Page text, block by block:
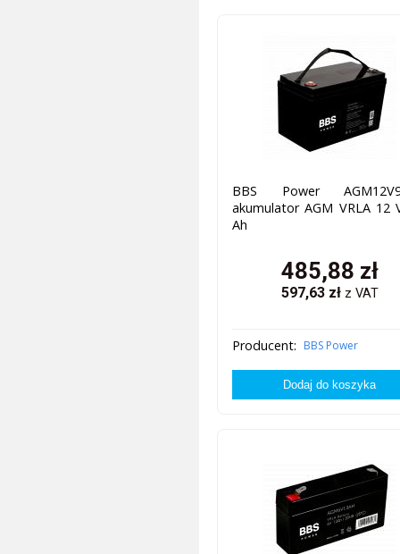
BBS Power
akumulator AGM VRLA 12
Ah
485,88 zł
597,63zł z VAT
Producent: BBS Power